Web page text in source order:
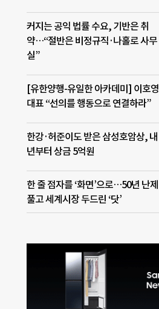
커지는 공익 법률 수요, 기반은 취
약…“절반은 비정규직·나홀로 사무
실”
[유한양행-유일한 아카데미] 이호영
대표 “선의를 행동으로 연결하라”
한강·허준이도 받은 삼성호암상, 내
년부터 상금 5억원
한 줄 점자를 ‘화면’으로…50년 난제
풀고 세계시장 두드린 ‘닷’